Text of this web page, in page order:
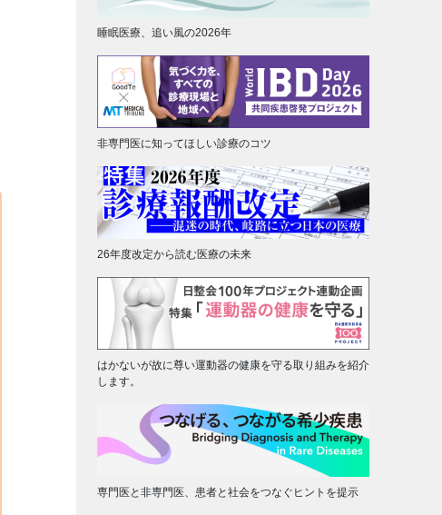
睡眠医療、追い風の2026年
非専門医に知ってほしい診療のコツ
26年度改定から読む医療の未来
はかないが故に尊い運動器の健康を守る取り組みを紹介
します。
専門医と非専門医、患者と社会をつなぐヒントを提示